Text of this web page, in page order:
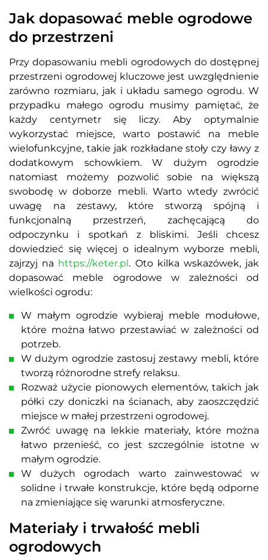
Jak dopasować meble ogrodowe
do przestrzeni
Przy dopasowaniu mebli ogrodowych do dostępnej
przestrzeni ogrodowej kluczowe jest uwzględnienie
zarówno rozmiaru, jak i układu samego ogrodu. W
przypadku małego ogrodu musimy pamiętać, że
każdy centymetr się liczy. Aby optymalnie
wykorzystać miejsce, warto postawić na meble
wielofunkcyjne, takie jak rozkładane stoły czy ławy z
dodatkowym schowkiem. W dużym ogrodzie
natomiast możemy pozwolić sobie na większą
swobodę w doborze mebli. Warto wtedy zwrócić
uwagę na zestawy, które stworzą spójną i
funkcjonalną przestrzeń, zachęcającą do
odpoczynku i spotkań z bliskimi. Jeśli chcesz
dowiedzieć się więcej o idealnym wyborze mebli,
zajrzyj na https://keter.pl . Oto kilka wskazówek, jak
dopasować meble ogrodowe w zależności od
wielkości ogrodu:
W małym ogrodzie wybieraj meble modułowe,
które można łatwo przestawiać w zależności od
potrzeb.
W dużym ogrodzie zastosuj zestawy mebli, które
tworzą różnorodne strefy relaksu.
Rozważ użycie pionowych elementów, takich jak
półki czy doniczki na ścianach, aby zaoszczędzić
miejsce w małej przestrzeni ogrodowej.
Zwróć uwagę na lekkie materiały, które można
łatwo przenieść, co jest szczególnie istotne w
małym ogrodzie.
W dużych ogrodach warto zainwestować w
solidne i trwałe konstrukcje, które będą odporne
na zmieniające się warunki atmosferyczne.
Materiały i trwałość mebli
ogrodowych